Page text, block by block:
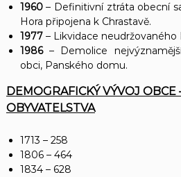
1960– Definitivní ztráta obecní
Hora připojena k Chrastavě.
1977 – Likvidace neudržovaného
1986– Demolice
obci, Panského domu.
DEMOGRAFICKÝ VÝVOJ OBCE
OBYVATELSTVA
1713 – 258
1806 – 464
1834 – 628